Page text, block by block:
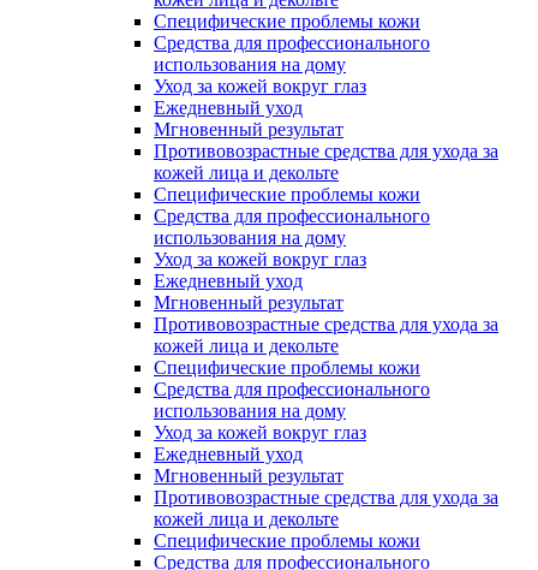
Специфические проблемы кожи
Средства для профессионального
использования на дому
Уход за кожей вокруг глаз
Ежедневный уход
Мгновенный результат
Противовозрастные средства для ухода за
кожей лица и декольте
Специфические проблемы кожи
Средства для профессионального
использования на дому
Уход за кожей вокруг глаз
Ежедневный уход
Мгновенный результат
Противовозрастные средства для ухода за
кожей лица и декольте
Специфические проблемы кожи
Средства для профессионального
использования на дому
Уход за кожей вокруг глаз
Ежедневный уход
Мгновенный результат
Противовозрастные средства для ухода за
кожей лица и декольте
Специфические проблемы кожи
Средства для профессионального